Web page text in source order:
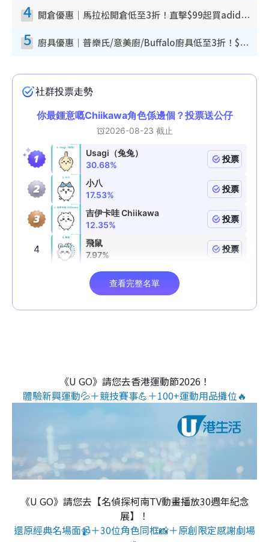
4 開倉優惠｜馬拉松開倉低至3折！直擊$99起買adidas／New Balance／Puma鞋款 STANLEY保溫杯劈價至$119起
5 廚具優惠｜普樂氏/意美廚/Buffalo廚具低至3折！$89起買煎鍋／炒鑊／個人鍋 同場小家電激減至$99起
《U GO》請您去香港運動節2026！
體驗新興運動💦＋競技賽事💪＋100+運動用品攤位🔥
《U GO》請您去【名偵探柯南TV動畫播放30週年紀念
展】！
還原經典名場面📹＋30位角色同框📸＋原創限定感謝劇場